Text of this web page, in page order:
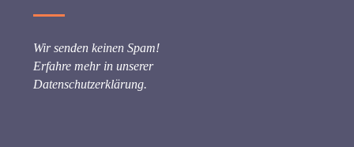
Wir senden keinen Spam!
Erfahre mehr in unserer
Datenschutzerklärung.